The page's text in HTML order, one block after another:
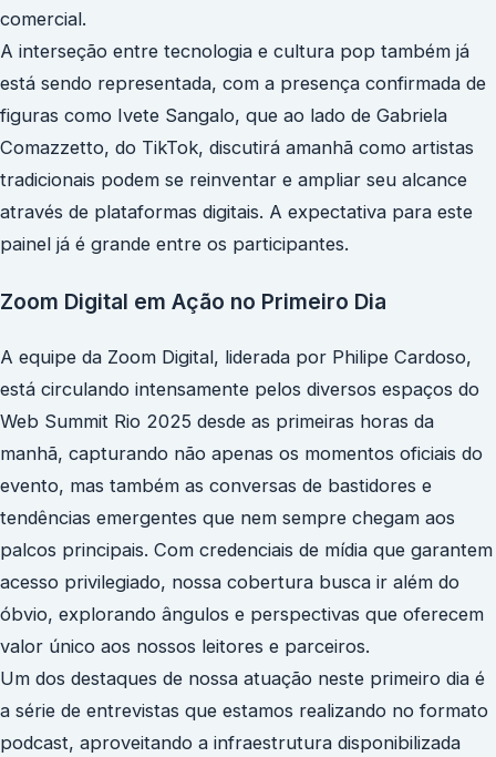
comercial.
A interseção entre tecnologia e cultura pop também já
está sendo representada, com a presença confirmada de
figuras como Ivete Sangalo, que ao lado de Gabriela
Comazzetto, do TikTok, discutirá amanhã como artistas
tradicionais podem se reinventar e ampliar seu alcance
através de plataformas digitais. A expectativa para este
painel já é grande entre os participantes.
Zoom Digital em Ação no Primeiro Dia
A equipe da Zoom Digital, liderada por Philipe Cardoso,
está circulando intensamente pelos diversos espaços do
Web Summit Rio 2025 desde as primeiras horas da
manhã, capturando não apenas os momentos oficiais do
evento, mas também as conversas de bastidores e
tendências emergentes que nem sempre chegam aos
palcos principais. Com credenciais de mídia que garantem
acesso privilegiado, nossa cobertura busca ir além do
óbvio, explorando ângulos e perspectivas que oferecem
valor único aos nossos leitores e parceiros.
Um dos destaques de nossa atuação neste primeiro dia é
a série de entrevistas que estamos realizando no formato
podcast, aproveitando a infraestrutura disponibilizada